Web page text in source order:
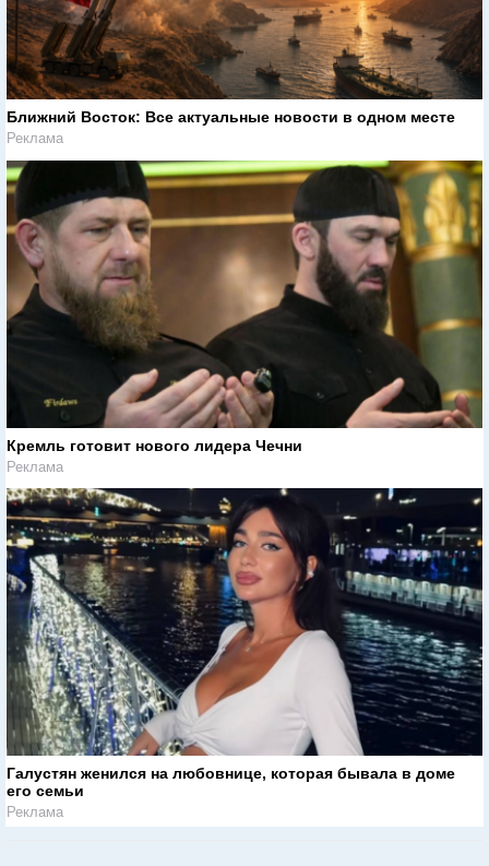
Ближний Восток: Все актуальные новости в одном месте
Реклама
Кремль готовит нового лидера Чечни
Реклама
Галустян женился на любовнице, которая бывала в доме
его семьи
Реклама